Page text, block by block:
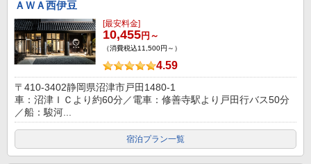
ＡＷＡ西伊豆
[最安料金]
10,455円～
（消費税込11,500円～）
4.59
〒410-3402静岡県沼津市戸田1480-1
車：沼津ＩＣより約60分／電車：修善寺駅より戸田行バス50分
／船：駿河...
宿泊プラン一覧